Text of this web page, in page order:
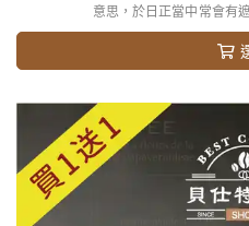
意思，於日正當中常會有